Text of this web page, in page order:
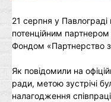
21 серпня у Павлограді
потенційним
Фондом «Партнерство
Як повідомили на
ради, метою зустрічі
налагодження